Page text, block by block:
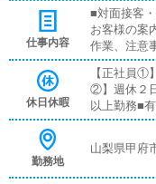
仕事内容
■対面接客
お客様の案
作業、注意
アルや、先
覚えてい
す。■企画
を提案して
など、売上
の方が稼げ
休日休暇
【正社員①
②】週休２
以上勤務■
勤務地
山梨県甲府